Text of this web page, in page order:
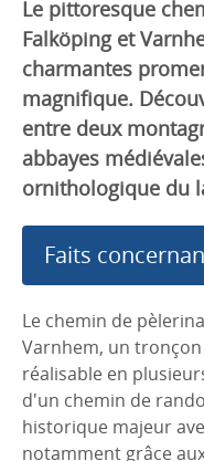
Le pittoresque
Falköping et
charmantes
magnifique.
entre deux
abbayes
ornithologique du
Faits
Le chemin de
Varnhem, un
réalisable en
d'un chemin de
historique majeur
notamment grâce